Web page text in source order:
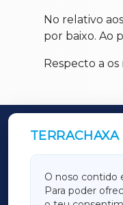
No relativo
por baixo. Ao
Respecto a
TERRACHAXA
O noso contido
Para poder
OUTROS
GALICIAXA